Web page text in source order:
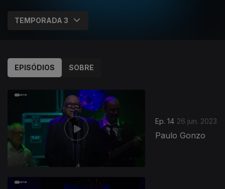
EPISÓDIOS SOBRE
Ep. 14 26 jun. 2023
Paulo Gonzo